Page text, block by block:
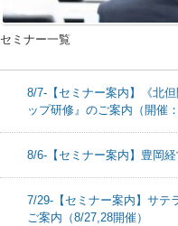
セミナー一覧
8/7-【セミナー案内】《北
ップ研修』のご案内（開催
8/6-【セミナー案内】豊岡
7/29-【セミナー案内】サテ
ご案内（8/27,28開催）